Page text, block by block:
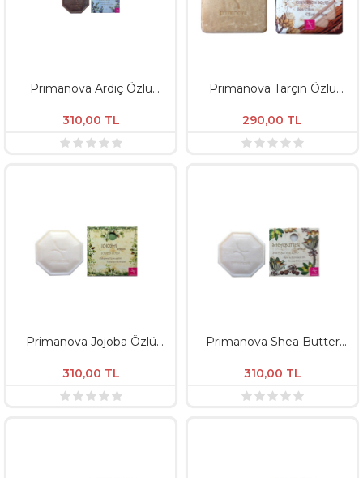
Primanova Ardıç Özlü
310,00 TL
Primanova Tarçın Özlü
290,00 TL
Primanova Jojoba Özlü
310,00 TL
Primanova Shea Butter
310,00 TL